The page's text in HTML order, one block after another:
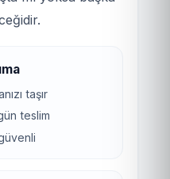
taşır
teslim